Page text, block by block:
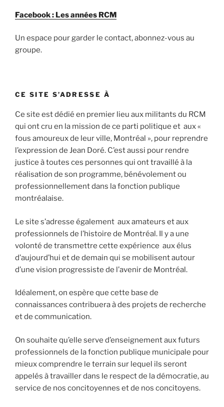
Facebook : Les années RCM
Un espace pour garder le contact, abonnez-vous au
groupe.
CE SITE S’ADRESSE À
Ce site est dédié en premier lieu aux militants du RCM
qui ont cru en la mission de ce parti politique et aux «
fous amoureux de leur ville, Montréal », pour reprendre
l’expression de Jean Doré. C’est aussi pour rendre
justice à toutes ces personnes qui ont travaillé à la
réalisation de son programme, bénévolement ou
professionnellement dans la fonction publique
montréalaise.
Le site s’adresse également aux amateurs et aux
professionnels de l’histoire de Montréal. Il y a une
volonté de transmettre cette expérience aux élus
d’aujourd’hui et de demain qui se mobilisent autour
d’une vision progressiste de l’avenir de Montréal.
Idéalement, on espère que cette base de
connaissances contribuera à des projets de recherche
et de communication.
On souhaite qu’elle serve d’enseignement aux futurs
professionnels de la fonction publique municipale pour
mieux comprendre le terrain sur lequel ils seront
appelés à travailler dans le respect de la démocratie, au
service de nos concitoyennes et de nos concitoyens.